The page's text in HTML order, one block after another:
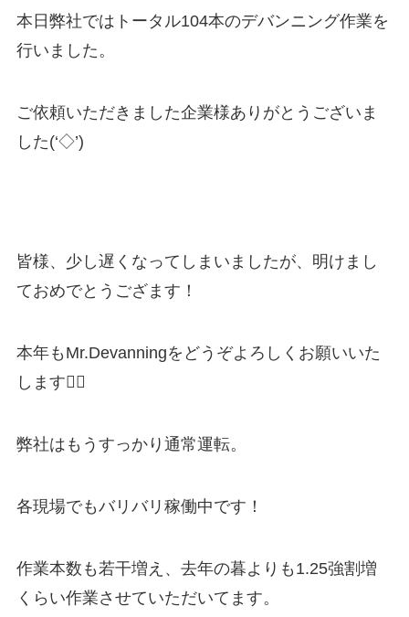
本日弊社ではトータル104本のデバンニング作業を
行いました。
ご依頼いただきました企業様ありがとうございま
した(‘◇’)ゞ
皆様、少し遅くなってしまいましたが、明けまし
ておめでとうござます！
本年もMr.Devanningをどうぞよろしくお願いいた
します🙇‍♂️
弊社はもうすっかり通常運転。
各現場でもバリバリ稼働中です！
作業本数も若干増え、去年の暮よりも1.25強割増
くらい作業させていただいてます。